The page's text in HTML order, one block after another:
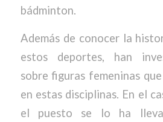
bádminton.
Además de conocer la
estos deportes, han
sobre figuras femeninas
en estas disciplinas. En el
el puesto se lo ha